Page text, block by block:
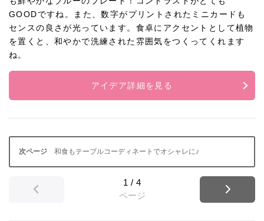
GOODですね。また、数字がプリントされたミニカードも
センスの良さが光っています。食卓にアクセントとして植物
を置くと、和やかで洗練された雰囲気をつくってくれます
ね。
アイデア詳細を見る
和食もテーブルコーディネートでオシャレに♪
1 / 4
ページ